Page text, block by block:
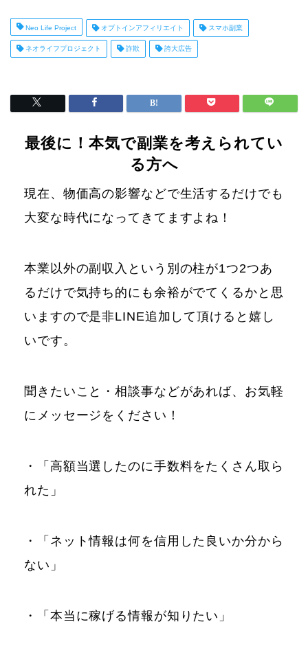
Neo Life Project オプトインアフィリエイト スマホ副業
ネオライフプロジェクト 詐欺 誇大広告
最後に！本気で副業を考えられてい
る方へ
現在、物価高の影響などで生活するだけでも
大変な時代になってきてますよね！
本業以外の副収入という別の柱が1つ2つあ
るだけで気持ち的にも余裕がでてくるかと思
いますので是非LINE追加して頂けると嬉し
いです。
聞きたいこと・相談事などがあれば、お気軽
にメッセージをください！
・「高額当選したのに手数料をたくさん取ら
れた」
・「ネット情報は何を信用した良いか分から
ない」
・「本当に稼げる情報が知りたい」